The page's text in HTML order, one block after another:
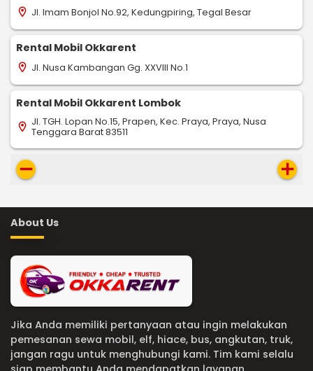
location_on Jl. Imam Bonjol No.92, Kedungpiring, Tegal Besar
Rental Mobil Okkarent
location_on Jl. Nusa Kambangan Gg. XXVIII No.1
Rental Mobil Okkarent Lombok
location_on Jl. TGH. Lopan No.15, Prapen, Kec. Praya, Praya, Nusa
Tenggara Barat 83511
remove add
About Us
Jika Anda memiliki pertanyaan atau ingin melakukan
pemesanan sewa mobil, elf, hiace, bus, angkutan, truk,
jangan ragu untuk menghubungi kami. Tim kami selalu